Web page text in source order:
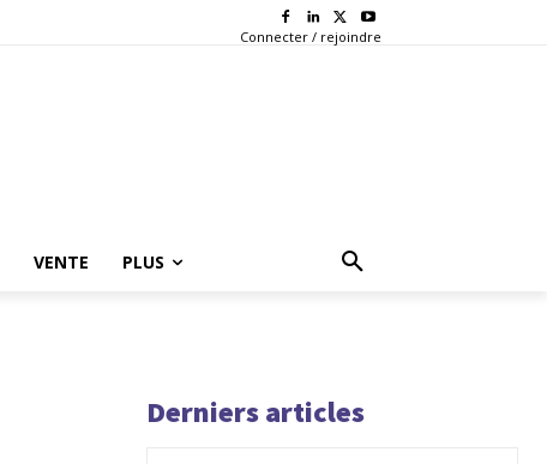
Connecter / rejoindre
VENTE PLUS
Derniers articles